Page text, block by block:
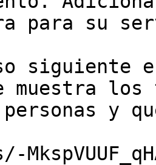
para su
siguiente
los
y